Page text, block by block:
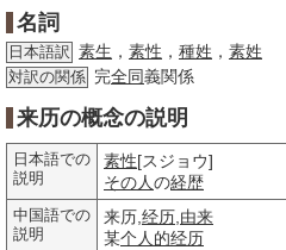
名詞
日本語訳 素生 ， 素性 ， 種姓 ， 素姓
対訳の関係 完全同義関係
来历の概念の説明
日本語での
説明
素性[スジョウ]
その人の経歴
中国語での
説明
来历, 经历 由来
某个人的经历